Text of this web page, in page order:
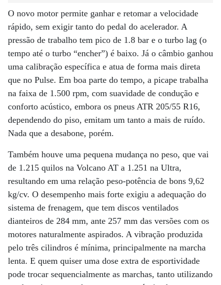
O novo motor permite ganhar e retomar a velocidade
rápido, sem exigir tanto do pedal do acelerador. A
pressão de trabalho tem pico de 1.8 bar e o turbo lag (o
tempo até o turbo “encher”) é baixo. Já o câmbio ganhou
uma calibração específica e atua de forma mais direta
que no Pulse. Em boa parte do tempo, a picape trabalha
na faixa de 1.500 rpm, com suavidade de condução e
conforto acústico, embora os pneus ATR 205/55 R16,
dependendo do piso, emitam um tanto a mais de ruído.
Nada que a desabone, porém.
Também houve uma pequena mudança no peso, que vai
de 1.215 quilos na Volcano AT a 1.251 na Ultra,
resultando em uma relação peso-potência de bons 9,62
kg/cv. O desempenho mais forte exigiu a adequação do
sistema de frenagem, que tem discos ventilados
dianteiros de 284 mm, ante 257 mm das versões com os
motores naturalmente aspirados. A vibração produzida
pelo três cilindros é mínima, principalmente na marcha
lenta. E quem quiser uma dose extra de esportividade
pode trocar sequencialmente as marchas, tanto utilizando